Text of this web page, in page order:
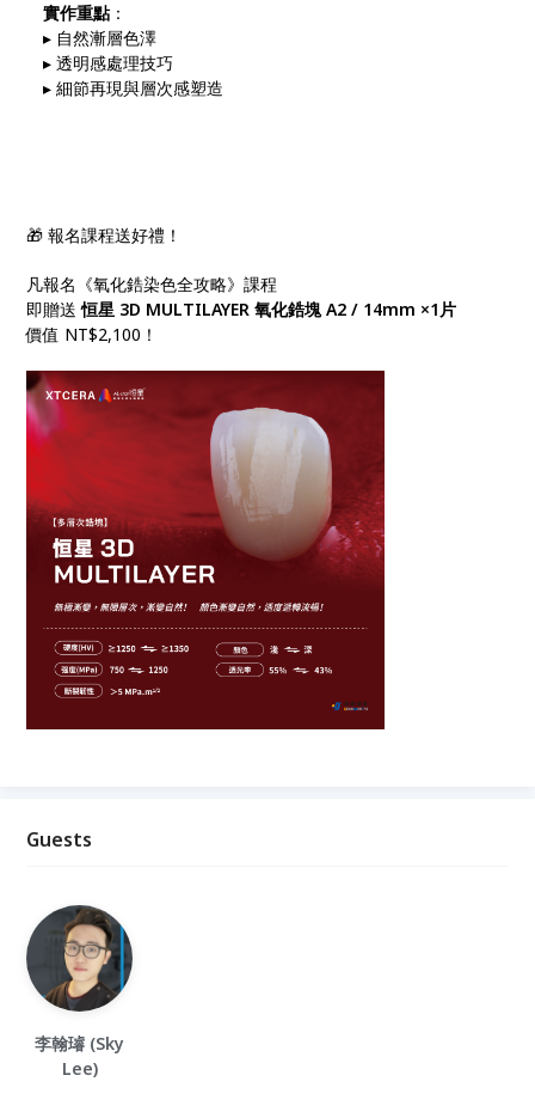
實作重點：
▸ 自然漸層色澤
▸ 透明感處理技巧
▸ 細節再現與層次感塑造
🎁 報名課程送好禮！
凡報名《氧化鋯染色全攻略》課程
即贈送恒星 3D MULTILAYER 氧化鋯塊 A2 / 14mm ×1片
價值 NT$2,100！
Guests
李翰璿 (Sky
Lee)